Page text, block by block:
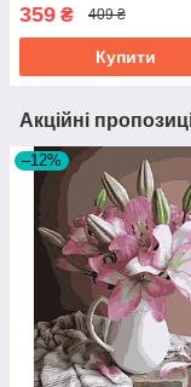
359 ₴ 409 ₴
Купити
Акційні
–12%